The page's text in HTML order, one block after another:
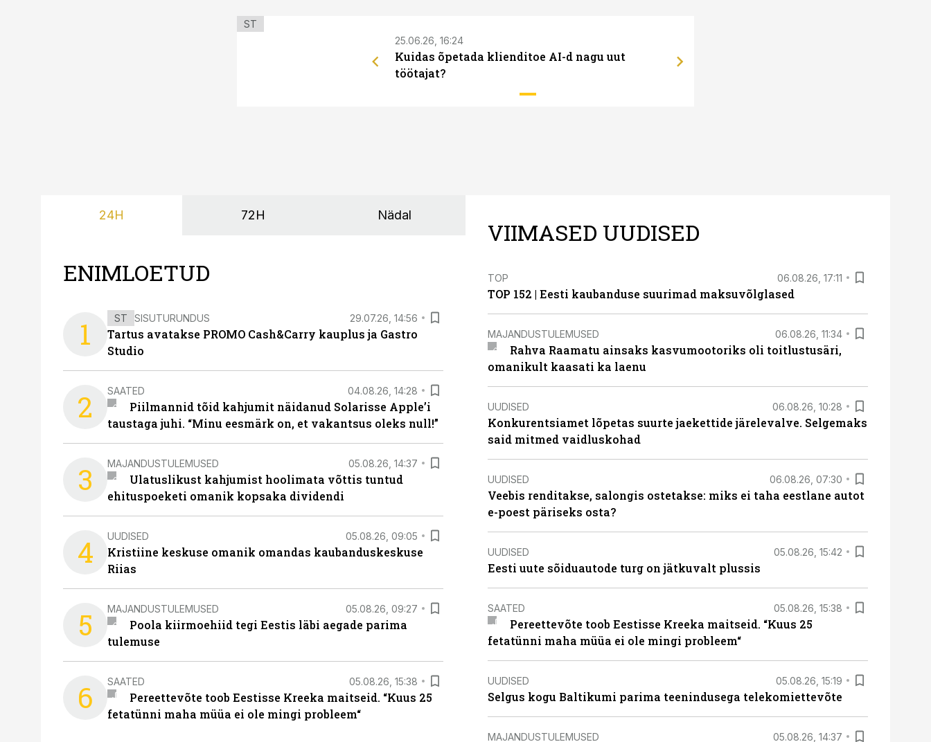
ST
25.06.26, 16:24
Kuidas õpetada klienditoe AI-d nagu uut
töötajat?
24H 72H Nädal
ENIMLOETUD
1 ST SISUTURUNDUS 29.07.26, 14:56
Tartus avatakse PROMO Cash&Carry kauplus ja Gastro
Studio
2 SAATED 04.08.26, 14:28
Piilmannid tõid kahjumit näidanud Solarisse Apple’i
taustaga juhi. “Minu eesmärk on, et vakantsus oleks null!”
3 MAJANDUSTULEMUSED 05.08.26, 14:37
Ulatuslikust kahjumist hoolimata võttis tuntud
ehituspoeketi omanik kopsaka dividendi
4 UUDISED 05.08.26, 09:05
Kristiine keskuse omanik omandas kaubanduskeskuse
Riias
5 MAJANDUSTULEMUSED 05.08.26, 09:27
Poola kiirmoehiid tegi Eestis läbi aegade parima
tulemuse
6 SAATED 05.08.26, 15:38
Pereettevõte toob Eestisse Kreeka maitseid. “Kuus 25
fetatünni maha müüa ei ole mingi probleem“
VIIMASED UUDISED
TOP 06.08.26, 17:11
TOP 152 | Eesti kaubanduse suurimad maksuvõlglased
MAJANDUSTULEMUSED 06.08.26, 11:34
Rahva Raamatu ainsaks kasvumootoriks oli toitlustusäri,
omanikult kaasati ka laenu
UUDISED 06.08.26, 10:28
Konkurentsiamet lõpetas suurte jaekettide järelevalve. Selgemaks
said mitmed vaidluskohad
UUDISED 06.08.26, 07:30
Veebis renditakse, salongis ostetakse: miks ei taha eestlane autot
e-poest päriseks osta?
UUDISED 05.08.26, 15:42
Eesti uute sõiduautode turg on jätkuvalt plussis
SAATED 05.08.26, 15:38
Pereettevõte toob Eestisse Kreeka maitseid. “Kuus 25
fetatünni maha müüa ei ole mingi probleem“
UUDISED 05.08.26, 15:19
Selgus kogu Baltikumi parima teenindusega telekomiettevõte
MAJANDUSTULEMUSED 05.08.26, 14:37